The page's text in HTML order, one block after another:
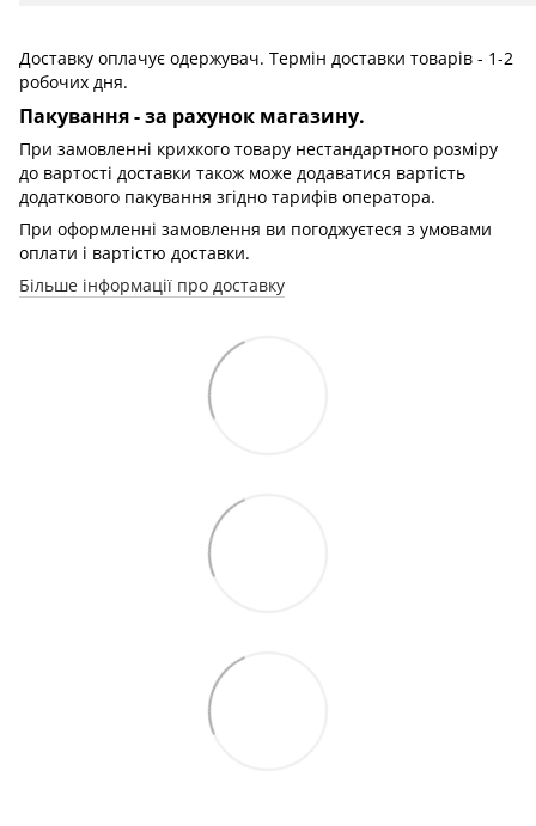
Доставку оплачує одержувач. Термін доставки товарів - 1-2
робочих дня.
Пакування - за рахунок магазину.
При замовленні крихкого товару нестандартного розміру
до вартості доставки також може додаватися вартість
додаткового пакування згідно тарифів оператора.
При оформленні замовлення ви погоджуєтеся з умовами
оплати і вартістю доставки.
Більше інформації про доставку